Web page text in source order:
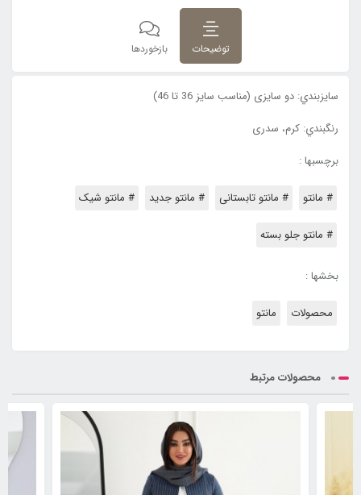
توضیحات بازخوردها
سايزبندي: دو سایزی (مناسب سایز 36 تا 46)
رنگبندي: کرم، سدری
برچسبها :
# مانتو # مانتو تابستانی # مانتو جدید # مانتو شیک
# مانتو جلو بسته
بخشها :
محصولات مانتو
محصولات مرتبط